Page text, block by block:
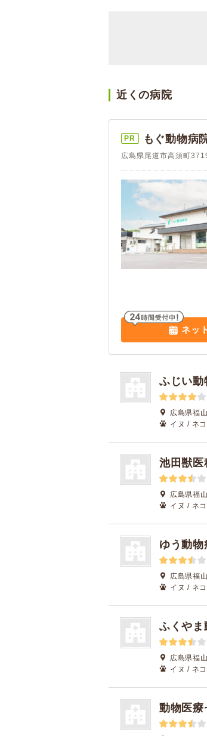
近くの病院
PR もぐ動物病
広島県尾道市高須町
ネッ
ふじい動
広島県福
イヌ / ネ
池田獣医
広島県福
イヌ / ネ
ゆう動物
広島県福
イヌ / ネ
ふくやま
広島県福
イヌ / ネコ
動物医